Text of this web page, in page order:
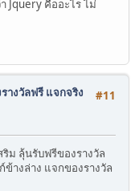
Jquery คืออะไร ไม่
#11
งวัลฟรี แจกจริง
ม ลุ้นรับฟรีของรางวัล
างล่าง แจกของรางวัล